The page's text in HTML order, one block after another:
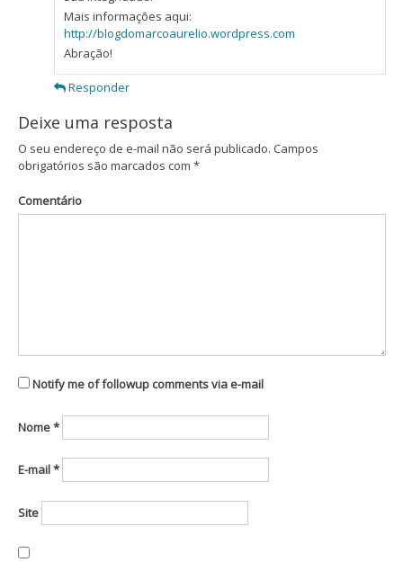
Mais informações aqui:
http://blogdomarcoaurelio.wordpress.com
Abração!
Responder
Deixe uma resposta
O seu endereço de e-mail não será publicado. Campos
obrigatórios são marcados com *
Comentário
Notify me of followup comments via e-mail
Nome*
E-mail*
Site